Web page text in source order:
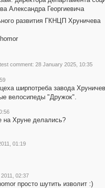
Александра Георгиевича
развития ГКНЦП Хруничева
comment: 28 January 2025, 10:35
ширпотреба завода
велосипеды "Дружок".
на Хруне делались?
01:19
02:37
просто шутить изволит :)